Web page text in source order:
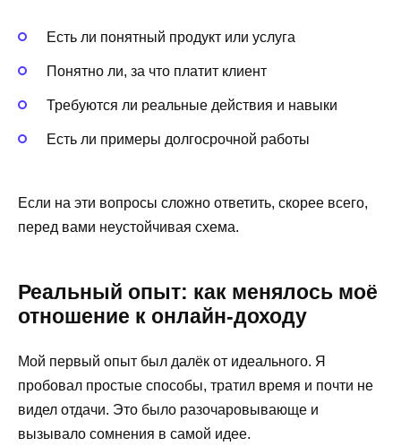
Есть ли понятный продукт или услуга
Понятно ли, за что платит клиент
Требуются ли реальные действия и навыки
Есть ли примеры долгосрочной работы
Если на эти вопросы сложно ответить, скорее всего,
перед вами неустойчивая схема.
Реальный опыт: как менялось моё
отношение к онлайн-доходу
Мой первый опыт был далёк от идеального. Я
пробовал простые способы, тратил время и почти не
видел отдачи. Это было разочаровывающе и
вызывало сомнения в самой идее.